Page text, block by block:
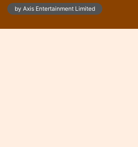
by Axis Entertainment Limited